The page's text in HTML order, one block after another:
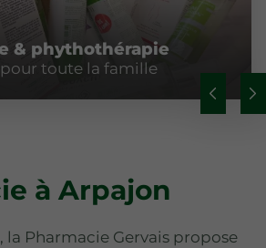
& phythothérapie
toute la famille
à Arpajon
la Pharmacie Gervais propose